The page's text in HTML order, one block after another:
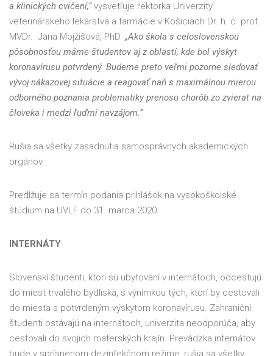
a klinických cvičení,“vysvetľuje rektorka Univerzity
veterinárskeho lekárstva a farmácie v Košiciach Dr. h. c. prof.
MVDr. Jana Mojžišová, PhD. „Ako škola s celoslovenskou
pôsobnosťou máme študentov aj z oblastí, kde bol výskyt
koronavírusu potvrdený. Budeme preto veľmi pozorne sledovať
vývoj nákazovej situácie a reagovať naň s maximálnou mierou
odborného poznania problematiky prenosu chorôb zo zvierat na
človeka i medzi ľuďmi navzájom.“
Rušia sa všetky zasadnutia samosprávnych akademických
orgánov.
Predlžuje sa termín podania prihlášok na vysokoškolské
štúdium na UVLF do 31. marca 2020
INTERNÁTY
Slovenskí študenti, ktorí sú ubytovaní v internátoch, odcestujú
do miest trvalého bydliska, s výnimkou tých, ktorí by cestovali
do miesta s potvrdeným výskytom koronavírusu. Zahraniční
študenti ostávajú na internátoch, univerzita neodporúča, aby
cestovali do svojich materských krajín. Prevádzka internátov
bude v sprísnenom dezinfekčnom režime, rušia sa všetky